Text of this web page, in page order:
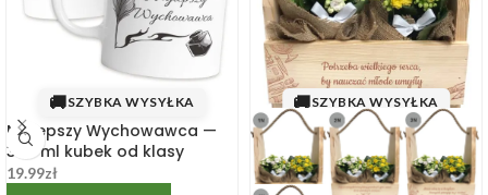
🚚SZYBKA WYSYŁKA
Najlepszy Wychowawca —
330 ml kubek od klasy
19.99zł
🚚SZYBKA WYSYŁKA